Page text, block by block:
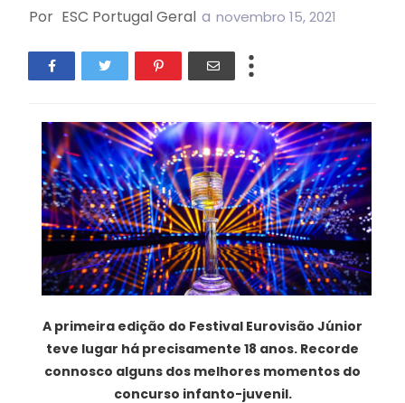
Por ESC Portugal Geral a novembro 15, 2021
A primeira edição do Festival Eurovisão Júnior
teve lugar há precisamente 18 anos. Recorde
connosco alguns dos melhores momentos do
concurso infanto-juvenil.